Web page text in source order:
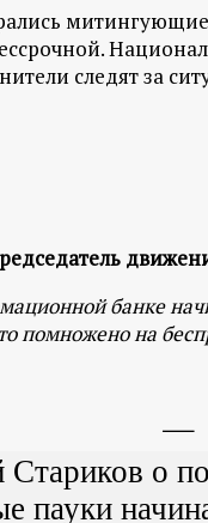
следят за
банке
помножено на
о
пауки